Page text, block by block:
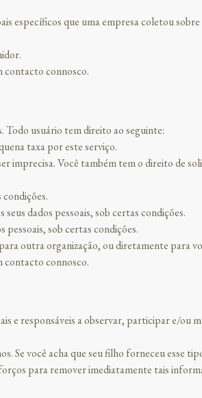
específicos que uma empresa coletou
contacto connosco.
Todo usuário tem direito ao seguinte:
taxa por este serviço.
imprecisa. Você também tem o direito de
dados pessoais, sob certas condições.
sob certas condições.
outra organização, ou diretamente para
contacto connosco.
e responsáveis a observar, participar e/ou
Se você acha que seu filho forneceu esse
para remover imediatamente tais